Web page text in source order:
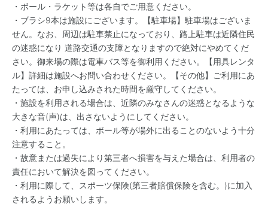
・ボール・ラケット等は各自でご用意ください。
・ブラシ9本は施設にございます。【駐車場】駐車場はございま
せん。なお、周辺は駐車禁止になっており、路上駐車は近隣住民
の迷惑になり 道路交通の支障となりますので絶対にやめてくだ
さい。御来場の際は電車バス等を御利用ください。【用具レンタ
ル】詳細は施設へお問い合わせください。【その他】ご利用にあ
たっては、お申し込みされた時間を厳守してください。
・施設を利用される場合は、近隣のみなさんの迷惑となるような
大きな音(声)は、出さないようにしてください。
・利用にあたっては、ボール等が場外に出ることのないよう十分
注意すること。
・故意または過失により第三者へ損害を与えた場合は、利用者の
責任において解決を図ってください。
・利用に際して、スポーツ保険(第三者賠償保険を含む。)に加入
されるようお願いします。